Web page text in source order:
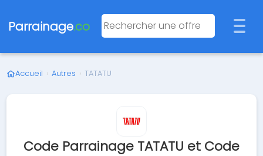
Parrainage.co
Accueil › Autres › TATATU
Code Parrainage TATATU et Code